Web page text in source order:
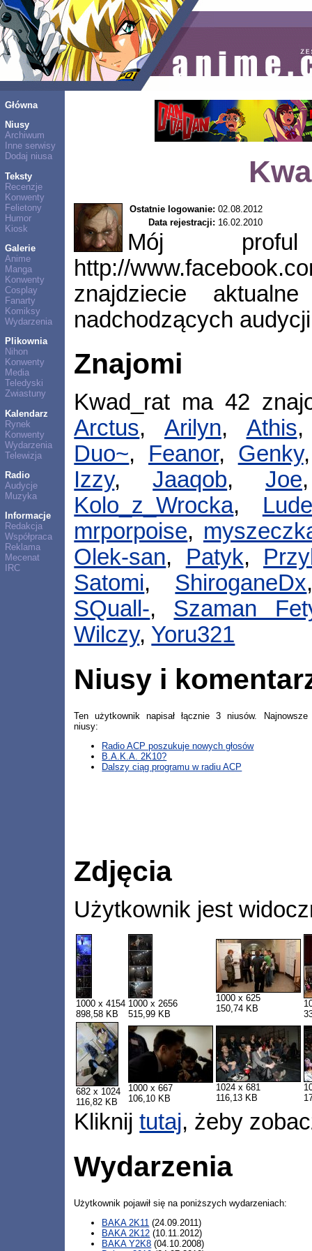
Główna
Niusy
Archiwum
Inne serwisy
Dodaj niusa
Teksty
Recenzje
Konwenty
Felietony
Humor
Kiosk
Galerie
Anime
Manga
Konwenty
Cosplay
Fanarty
Komiksy
Wydarzenia
Plikownia
Nihon
Konwenty
Media
Teledyski
Zwiastuny
Kalendarz
Rynek
Konwenty
Wydarzenia
Telewizja
Radio
Audycje
Muzyka
Informacje
Redakcja
Współpraca
Reklama
Mecenat
IRC
Ostatnie logowanie: 02.08.2012
Data rejestracji: 16.02.2010
Mój
http://
znajdziecie
nadchodzących
Znajomi
Kwad_rat ma 42
Arctus, Arilyn, Athis
Duo~, Feanor, Genky
Izzy,Jaaqob,Joe
Kolo_z_Wrocka,
mrporpoise,
Olek-san, Patyk,
Satomi, ShiroganeDx
SQuall-, Szaman
Wilczy, Yoru321
Niusy i
Ten użytkownik napisał łącznie 3 niusów. Najnowsze
niusy:
Radio ACP poszukuje nowych głosów
B.A.K.A. 2K10?
Dalszy ciąg programu w radiu ACP
Zdjęcia
Użytkownik jest
1000 x 4154
898,58 KB
1000 x 2656
515,99 KB
1000 x 625
150,74 KB
682 x 1024
116,82 KB
1000 x 667
106,10 KB
1024 x 681
116,13 KB
Kliknijtutaj, żeby
Wydarzenia
Użytkownik pojawił się na poniższych wydarzeniach:
BAKA 2K11 (24.09.2011)
BAKA 2K12 (10.11.2012)
BAKA Y2K8 (04.10.2008)